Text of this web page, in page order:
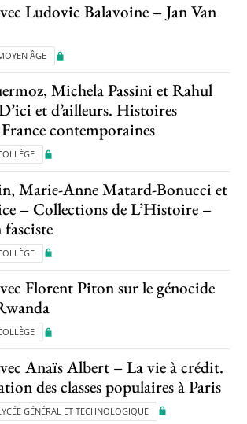
Ludovic Balavoine – Jan Van
ÂGE
Michela Passini et Rahul
et d’ailleurs. Histoires
contemporaines
Marie-Anne Matard-Bonucci et
– Collections de L’Histoire –
Florent Piton sur le génocide
Anaïs Albert – La vie à crédit.
des classes populaires à Paris
GÉNÉRAL ET TECHNOLOGIQUE